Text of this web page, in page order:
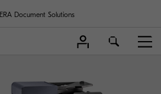
Document Solutions